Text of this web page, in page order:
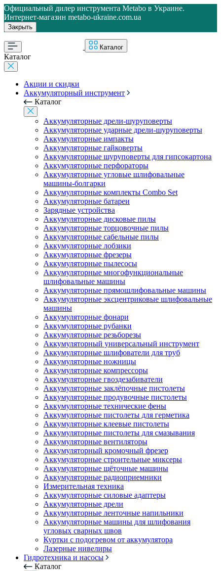
Официальный дилер инструмента Metabo в Украине.
Интернет-магазин metabo-ukraine.com.ua
Закрыть
Каталог
Каталог
Акции и скидки
Аккумуляторный инструмент
Каталог
Аккумуляторные дрели-шуруповерты
Аккумуляторные ударные дрели-шуруповерты
Аккумуляторные импакты
Аккумуляторные гайковерты
Аккумуляторные шуруповерты для гипсокартона
Аккумуляторные перфораторы
Аккумуляторные угловые шлифовальные
машины-болгарки
Аккумуляторные комплекты Combo Set
Аккумуляторные батареи
Зарядные устройства
Аккумуляторные дисковые пилы
Аккумуляторные торцовочные пилы
Аккумуляторные сабельные пилы
Аккумуляторные лобзики
Аккумуляторные фрезеры
Аккумуляторные пылесосы
Аккумуляторные многофункциональные
шлифовальные машины
Аккумуляторные прямошлифовальные машины
Аккумуляторные эксцентриковые шлифовальные
машины
Аккумуляторные фонари
Аккумуляторные рубанки
Аккумуляторные резьборезы
Аккумуляторный универсальный инструмент
Аккумуляторные шлифователи для труб
Аккумуляторные ножницы
Аккумуляторные компрессоры
Аккумуляторные гвоздезабиватели
Аккумуляторные заклёпочные пистолеты
Аккумуляторные продувочные пистолеты
Аккумуляторные технические фены
Аккумуляторные пистолеты для герметика
Аккумуляторные клеевые пистолеты
Аккумуляторные пистолеты для смазывания
Аккумуляторные вентиляторы
Аккумуляторный кромочный фрезер
Аккумуляторные строительные миксеры
Аккумуляторные щёточные машины
Аккумуляторные радиоприемники
Измерительная техника
Аккумуляторные силовые адаптеры
Аккумуляторные дрели
Аккумуляторные ленточные напильники
Аккумуляторные машины для шлифования
угловых сварных швов
Куртки с подогревом от аккумулятора
Лазерные нивелиры
Гидротехника и насосы
Каталог